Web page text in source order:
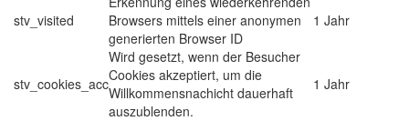
stv_visited
Browsers mittels einer anonymen
generierten Browser ID
1 Jahr
stv_cookies_acc
Wird gesetzt, wenn der Besucher
Cookies akzeptiert, um die
Willkommensnachicht dauerhaft
auszublenden.
1 Jahr